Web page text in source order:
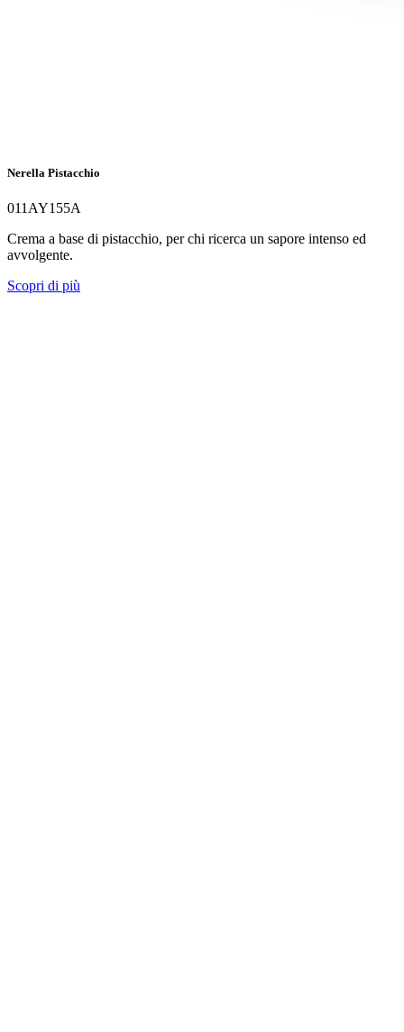
Nerella Pistacchio
011AY155A
Crema a base di pistacchio, per chi ricerca un sapore intenso ed
avvolgente.
Scopri di più